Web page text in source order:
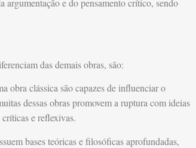
argumentação e do pensamento crítico, sendo
das demais obras, são:
obra clássica são capazes de influenciar o
dessas obras promovem a ruptura com ideias
e reflexivas.
bases teóricas e filosóficas aprofundadas,